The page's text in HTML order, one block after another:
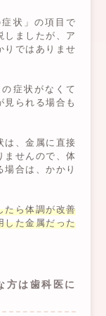
状」の項目で
しましたが、ア
りではありませ
症状がなくて
られる場合も
は、金属に直接
ませんので、体
合は、かかり
たら体調が改善
した金属だった
方は歯科医に